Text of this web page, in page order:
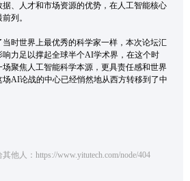
、人才和市场资源的优势，在人工智能核心
列。
当时世界上最优秀的科学家一样，本次论坛汇
力足以撑起全球半个AI学术界，在这个时
聚焦人工智能科学本源，更具责任感和世界
AI论战的中心已经悄然地从西方转移到了中
他人：https://www.yitutech.com/node/404